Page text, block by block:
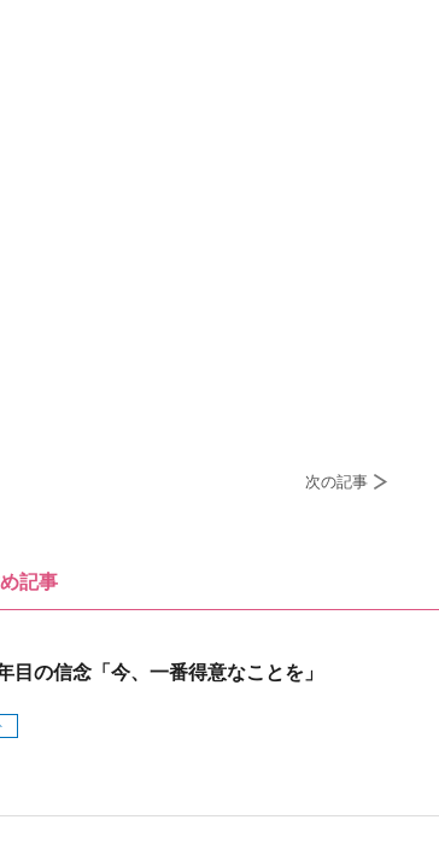
次の記事
記事
目の信念「今、一番得意なことを」